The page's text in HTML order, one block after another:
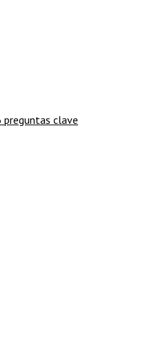
preguntas clave